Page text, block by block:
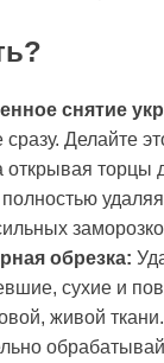
снятие
сразу. Делайте
открывая торцы
обрезка:
сухие и
живой